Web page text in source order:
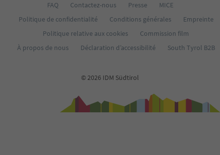
FAQ Contactez-nous Presse
MICE
Politique de confidentialité
Conditions générales
Empreinte
Politique relative aux cookies
Commission film
À propos de nous
Déclaration d’accessibilité South Tyrol B2B
© 2026 IDM Südtirol